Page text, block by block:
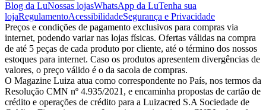
Blog da LuNossas lojasWhatsApp da LuTenha sua
lojaRegulamentoAcessibilidadeSegurança e Privacidade
Preços e condições de pagamento exclusivos para compras via
internet, podendo variar nas lojas físicas. Ofertas válidas na compra
de até 5 peças de cada produto por cliente, até o término dos nossos
estoques para internet. Caso os produtos apresentem divergências de
valores, o preço válido é o da sacola de compras.
O Magazine Luiza atua como correspondente no País, nos termos da
Resolução CMN nº 4.935/2021, e encaminha propostas de cartão de
crédito e operações de crédito para a Luizacred S.A Sociedade de